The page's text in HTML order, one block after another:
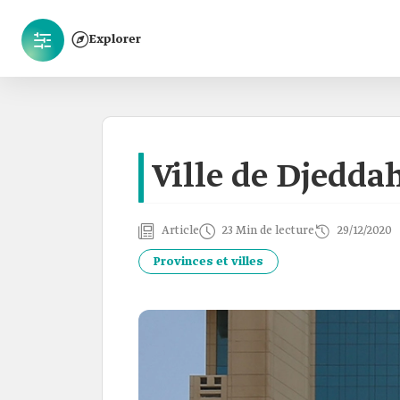
Explorer
Ville de
Article 23 Min de lecture 29/12/2020
Provinces et villes